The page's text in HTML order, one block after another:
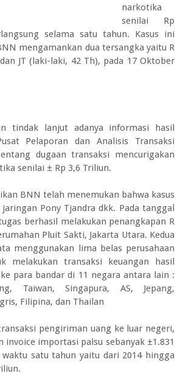
narkotika
senilai Rp
selama satu tahun. Kasus ini
mengamankan dua tersangka yaitu R
JT (laki-laki, 42 Th), pada 17 Oktober
tindak lanjut adanya informasi hasil
Pelaporan dan Analisis Transaksi
dugaan transaksi mencurigakan
senilai ± Rp 3,6 Triliun.
BNN telah menemukan bahwa kasus
Pony Tjandra dkk. Pada tanggal
berhasil melakukan penangkapan R
Pluit Sakti, Jakarta Utara. Kedua
menggunakan lima belas perusahaan
melakukan transaksi keuangan hasil
para bandar di 11 negara antara lain :
Taiwan, Singapura, AS, Jepang,
Filipina, dan Thailan
pengiriman uang ke luar negeri,
invoice importasi palsu sebanyak ±1.831
satu tahun yaitu dari 2014 hingga